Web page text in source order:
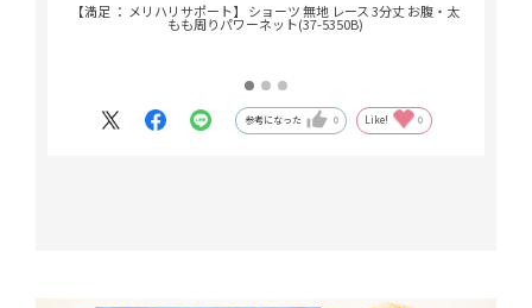
【満足 ： メリハリサポート】 ショーツ 無地 レース 3分丈 お腹・太
もも周りパワーネット(37-5350B)
参考になった 0 Like! 0